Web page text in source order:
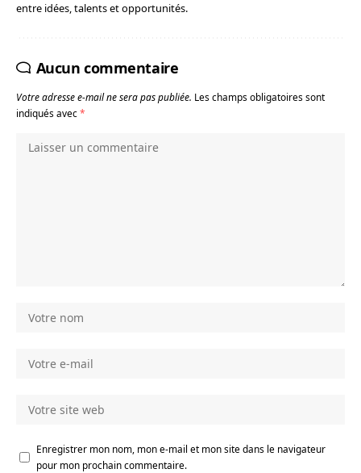
entre idées, talents et opportunités.
Aucun commentaire
Votre adresse e-mail ne sera pas publiée. Les champs obligatoires sont
indiqués avec*
Enregistrer mon nom, mon e-mail et mon site dans le navigateur
pour mon prochain commentaire.